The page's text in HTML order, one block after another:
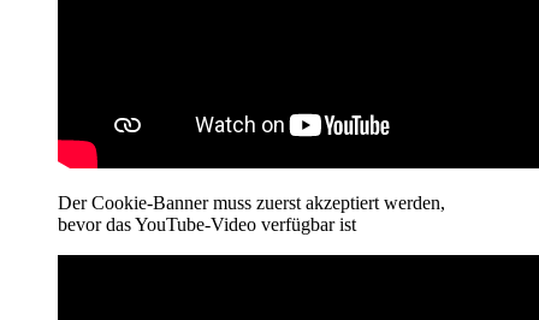
Der Cookie-Banner muss zuerst akzeptiert werden,
bevor das YouTube-Video verfügbar ist